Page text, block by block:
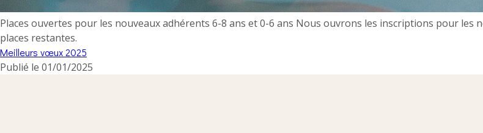
Places ouvertes pour les nouveaux adhérents 6-8 ans et 0-6 ans Nous ouvrons les inscriptions pour les
places restantes.
Meilleurs vœux 2025
Publié le 01/01/2025